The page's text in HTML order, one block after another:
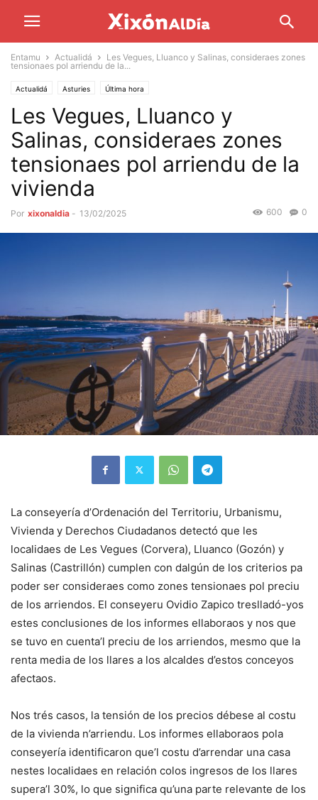
Entamu Actualidá
Les Vegues, Lluanco y Salinas, consideraes zones
tensionaes pol arriendu de la...
Actualidá Asturies Última hora
Les Vegues, Lluanco y
Salinas, consideraes zones
tensionaes pol arriendu de la
vivienda
Por xixonaldia - 13/02/2025 0
600
La conseyería d’Ordenación del Territoriu, Urbanismu,
Vivienda y Derechos Ciudadanos detectó que les
localidaes de Les Vegues (Corvera), Lluanco (Gozón) y
Salinas (Castrillón) cumplen con dalgún de los criterios pa
poder ser consideraes como zones tensionaes pol preciu
de los arriendos. El conseyeru Ovidio Zapico treslladó-yos
estes conclusiones de los informes ellaboraos y nos que
se tuvo en cuenta’l preciu de los arriendos, mesmo que la
renta media de los llares a los alcaldes d’estos conceyos
afectaos.
Nos trés casos, la tensión de los precios débese al costu
de la vivienda n’arriendu. Los informes ellaboraos pola
conseyería identificaron que’l costu d’arrendar una casa
nestes localidaes en relación colos ingresos de los llares
supera’l 30%, lo que significa qu’una parte relevante de los